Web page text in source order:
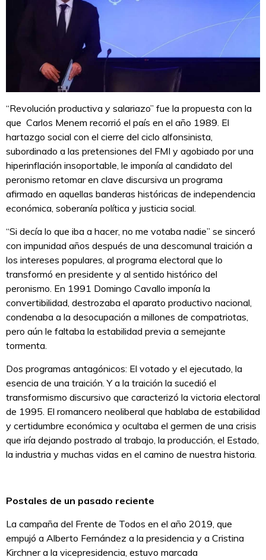
“Revolución productiva y salariazo” fue la propuesta con la
que Carlos Menem recorrió el país en el año 1989. El
hartazgo social con el cierre del ciclo alfonsinista,
subordinado a las pretensiones del FMI y agobiado por una
hiperinflación insoportable, le imponía al candidato del
peronismo retomar en clave discursiva un programa
afirmado en aquellas banderas históricas de independencia
económica, soberanía política y justicia social.
“Si decía lo que iba a hacer, no me votaba nadie” se sinceró
con impunidad años después de una descomunal traición a
los intereses populares, al programa electoral que lo
transformó en presidente y al sentido histórico del
peronismo. En 1991 Domingo Cavallo imponía la
convertibilidad, destrozaba el aparato productivo nacional,
condenaba a la desocupación a millones de compatriotas,
pero aún le faltaba la estabilidad previa a semejante
tormenta.
Dos programas antagónicos: El votado y el ejecutado, la
esencia de una traición. Y a la traición la sucedió el
transformismo discursivo que caracterizó la victoria electoral
de 1995. El romancero neoliberal que hablaba de estabilidad
y certidumbre económica y ocultaba el germen de una crisis
que iría dejando postrado al trabajo, la producción, el Estado,
la industria y muchas vidas en el camino de nuestra historia.
Postales de un pasado reciente
La campaña del Frente de Todos en el año 2019, que
empujó a Alberto Fernández a la presidencia y a Cristina
Kirchner a la vicepresidencia, estuvo marcada